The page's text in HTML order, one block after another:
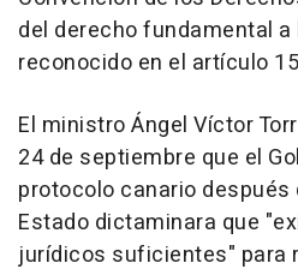
del derecho fundamental
reconocido en el artículo
El ministro Ángel Víctor
24 de septiembre que el
protocolo canario después
Estado dictaminara que
jurídicos suficientes" para